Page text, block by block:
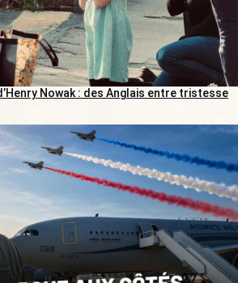
Nowak : des Anglais entre tristesse